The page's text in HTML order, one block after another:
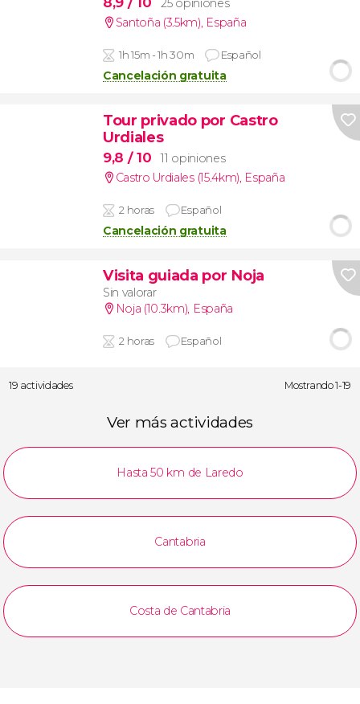
25 opiniones
Santoña (3.5km), España
1h 15m - 1h 30m Español
Cancelación gratuita
Tour privado por Castro
Urdiales
9,8 / 10
11 opiniones
Castro Urdiales (15.4km), España
2 horas Español
Cancelación gratuita
Visita guiada por Noja
Sin valorar
Noja (10.3km), España
2 horas Español
19 actividades Mostrando 1-19
Ver más actividades
Hasta 50 km de Laredo
Cantabria
Costa de Cantabria